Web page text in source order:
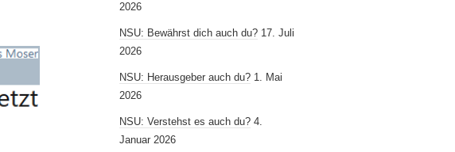
2026
NSU: Bewährst dich auch du? 17. Juli
2026
NSU: Herausgeber auch du? 1. Mai
2026
NSU: Verstehst es auch du? 4.
Januar 2026